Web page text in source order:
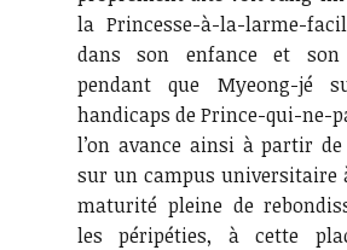
la Princesse-à-la-larme-
dans son enfance et son
pendant que Myeong-jé
handicaps de Prince-qui-ne-
l’on avance ainsi à partir
sur un campus universitaire
maturité pleine de
les péripéties, à cette